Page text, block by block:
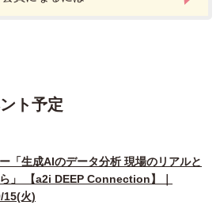
ト予定
「生成AIのデータ分析 現場のリアルと
」 【a2i DEEP Connection】｜
15(火)